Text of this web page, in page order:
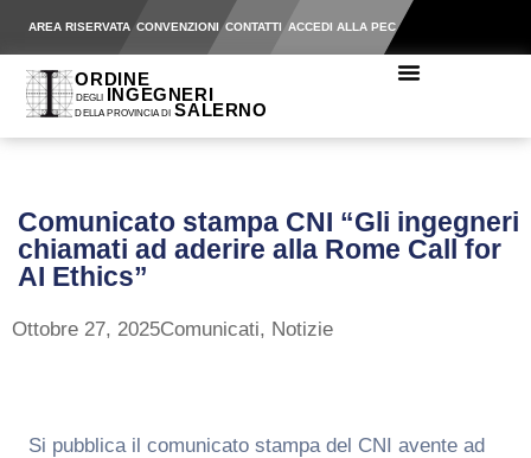
AREA RISERVATA CONVENZIONI CONTATTI ACCEDI ALLA PEC
Comunicato stampa CNI “Gli ingegneri
chiamati ad aderire alla Rome Call for
AI Ethics”
Ottobre 27, 2025Comunicati, Notizie
Si pubblica il comunicato stampa del CNI avente ad